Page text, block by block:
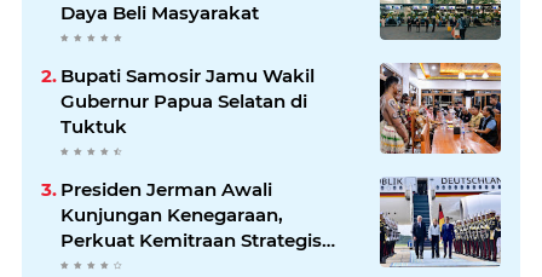
Daya Beli Masyarakat
Bupati Samosir Jamu Wakil
Gubernur Papua Selatan di
Tuktuk
Presiden Jerman Awali
Kunjungan Kenegaraan,
Perkuat Kemitraan Strategis
Indonesia–Jerman